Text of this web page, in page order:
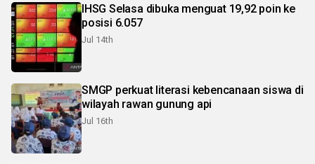
IHSG Selasa dibuka menguat 19,92 poin ke
posisi 6.057
Jul 14th
SMGP perkuat literasi kebencanaan siswa di
wilayah rawan gunung api
Jul 16th